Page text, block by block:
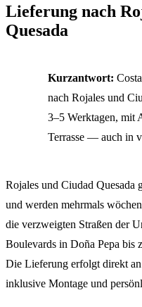
Lieferung nach
Quesada
Kurzantwort:
nach Rojales und
3–5 Werktagen, mit
Terrasse — auch in
Rojales und Ciudad Quesada
und werden mehrmals
die verzweigten Straßen der
Boulevards in Doña Pepa bis
Die Lieferung erfolgt direkt
inklusive Montage und